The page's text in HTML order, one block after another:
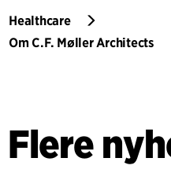
Healthcare
Om C.F. Møller Architects
Flere